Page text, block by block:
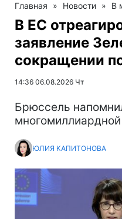
Главная » Новости » В
В ЕС
заявление
сокращении
14:36 06.08.2026 Чт
Брюссель
ЮЛИЯ КАПИТОНОВА